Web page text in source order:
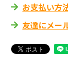
お支払い方
友達にメー